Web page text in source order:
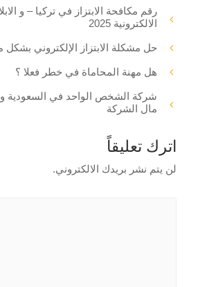
رقم مكافحة الابتزاز في تركيا – و
الالكترونية 2025
حل مشكلة الابتزاز الإلكتروني بشكل
هل مهنة المحاماة في خطر فعلا ؟
شركة الشخص الواحد في السعودية
مال الشركة
اترك تعليقاً
لن يتم نشر بريدك الالكتروني.